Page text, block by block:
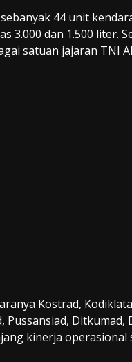
44 unit
3.000 dan 1.500 liter.
satuan jajaran TNI
Kostrad,
kinerja